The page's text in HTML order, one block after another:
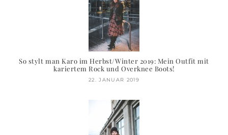
So stylt man Karo im Herbst/Winter 2019: Mein Outfit mit
kariertem Rock und Overknee Boots!
22. JANUAR 2019